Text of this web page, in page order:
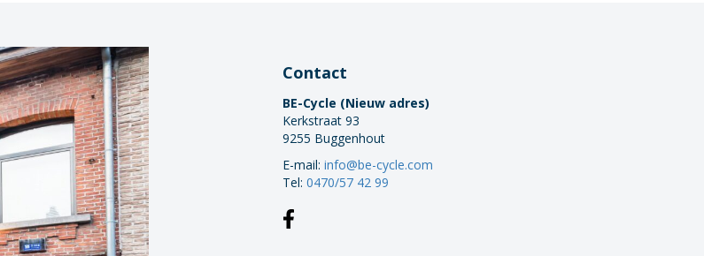
Contact
BE-Cycle (Nieuw adres)
Kerkstraat 93
9255 Buggenhout
E-mail:info@be-cycle.com
Tel:0470/57 42 99